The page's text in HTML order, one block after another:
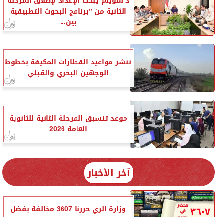
الثانية من ”برنامج البحوث التطبيقية
بين...
ننشر مواعيد القطارات المكيفة بخطوط
الوجهين البحري والقبلي
موعد تنسيق المرحلة الثانية للثانوية
العامة 2026
آخر الأخبار
وزارة الري حررنا 3607 مخالفة بفضل